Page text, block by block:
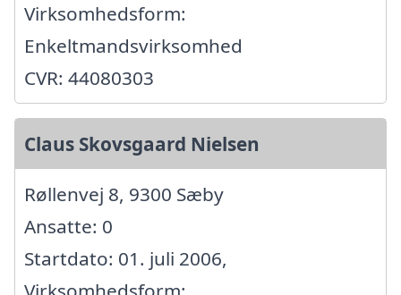
Virksomhedsform:
Enkeltmandsvirksomhed
CVR: 44080303
Claus Skovsgaard Nielsen
Røllenvej 8, 9300 Sæby
Ansatte: 0
Startdato: 01. juli 2006,